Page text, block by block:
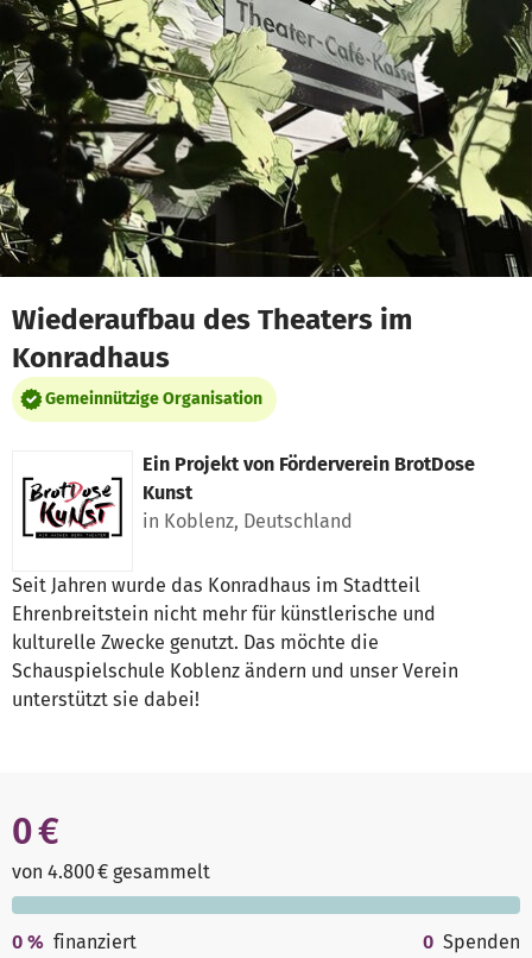
Zum Hauptinhalt springen
Erklärung zur Barrierefreiheit anzeigen
Wiederaufbau des Theaters im
Konradhaus
Gemeinnützige Organisation
Ein Projekt von Förderverein BrotDose
Kunst
in Koblenz, Deutschland
Seit Jahren wurde das Konradhaus im Stadtteil
Ehrenbreitstein nicht mehr für künstlerische und
kulturelle Zwecke genutzt. Das möchte die
Schauspielschule Koblenz ändern und unser Verein
unterstützt sie dabei!
0 €
von 4.800 € gesammelt
0 % finanziert 0 Spenden